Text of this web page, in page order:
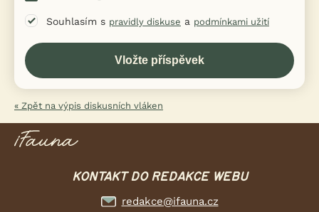
Souhlasím s pravidly diskuse a podmínkami užití
« Zpět na výpis diskusních vláken
KONTAKT DO REDAKCE WEBU
redakce@ifauna.cz